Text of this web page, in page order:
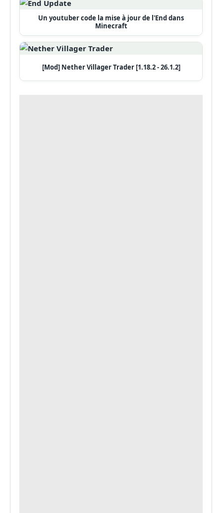
Un youtuber code la mise à jour de l'End dans
Minecraft
[Mod] Nether Villager Trader [1.18.2 - 26.1.2]